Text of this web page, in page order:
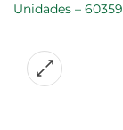
Unidades –